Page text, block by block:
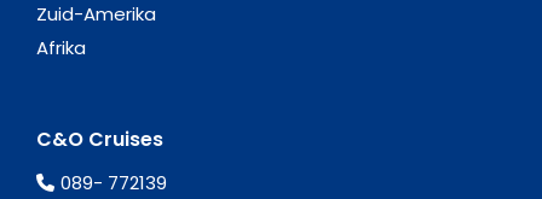
Zuid-Amerika
Afrika
C&O Cruises
089- 772139